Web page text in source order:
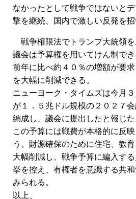
なかったとして戦争ではないと
撃を継続、国内で激しい反発を招
戦争権限法でトランプ大統領を
議会は予算権を用いてけん制でき
前年に比べ約４０％の増額が要
を大幅に削減できる。
ニューヨーク・タイムズは今月
が１．５兆ドル規模の２０２７
編成し、議会に提出したと報じた
この予算には戦費が本格的に反
う。財源確保のために住宅、教
大幅削減し、戦争予算に編入す
挙を控え、有権者を意識する共
みられる。
以上、